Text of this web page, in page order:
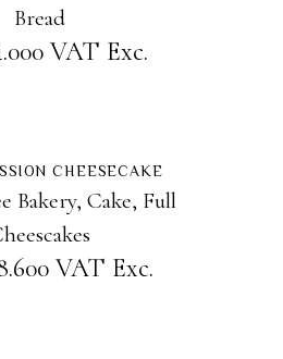
Bread
VAT Exc.
Sold
CHEESECAKE
Bakery, Cake, Full
VAT Exc.